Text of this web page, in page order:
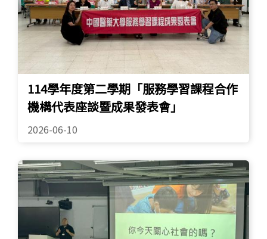
114學年度第二學期「服務學習課程合作
機構代表座談暨成果發表會」
2026-06-10